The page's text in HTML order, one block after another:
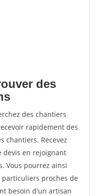
des
des chantiers
rapidement des
chantiers. Recevez
devis en rejoignant
Vous pourrez ainsi
particuliers proches de
besoin d'un artisan